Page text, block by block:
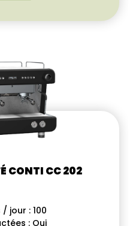
CONTI CC 202
jour : 100
: Oui